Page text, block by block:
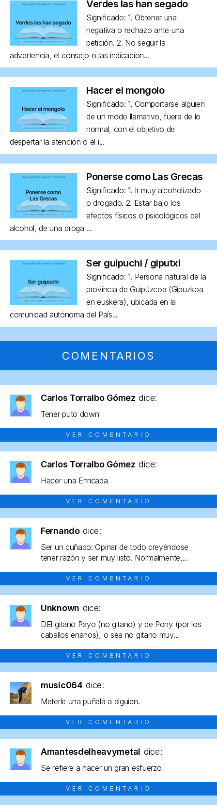
Verdes las han segado
Significado: 1. Obtener una
negativa o rechazo ante una
petición. 2. No seguir la
advertencia, el consejo o las indicacion...
Hacer el mongolo
Significado: 1. Comportarse alguien
de un modo llamativo, fuera de lo
normal, con el objetivo de
despertar la atención o el i...
Ponerse como Las Grecas
Significado: 1. Ir muy alcoholizado
o drogado. 2. Estar bajo los
efectos físicos o psicológicos del
alcohol, de una droga ...
Ser guipuchi / giputxi
Significado: 1. Persona natural de la
provincia de Guipúzcoa (Gipuzkoa
en euskera), ubicada en la
comunidad autónoma del País...
COMENTARIOS
Carlos Torralbo Gómez dice:
Tener puto down
VER COMENTARIO
Carlos Torralbo Gómez dice:
Hacer una Enricada
VER COMENTARIO
Fernando dice:
Ser un cuñado: Opinar de todo creyéndose
tener razón y ser muy listo. Normalmente,...
VER COMENTARIO
Unknown dice:
DEl gitano Payo (no gitano) y de Pony (por los
caballos enanos), o sea no gitano muy...
VER COMENTARIO
music064 dice:
Meterle una puñalá a alguien.
VER COMENTARIO
Amantesdelheavymetal dice:
Se refiere a hacer un gran esfuerzo
VER COMENTARIO